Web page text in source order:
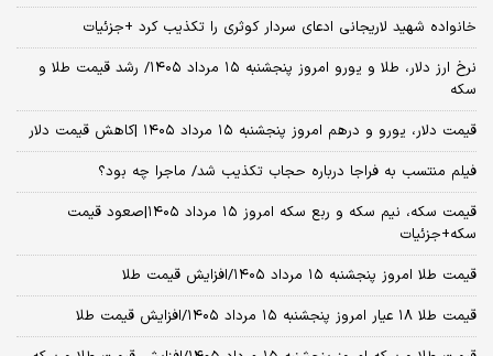
خانواده شهید لاریجانی ادعای سردار کوثری را تکذیب کرد +جزئیات
نرخ ارز دلار، طلا و یورو امروز پنجشنبه ۱۵ مرداد ۱۴۰۵/ رشد قیمت طلا و
سکه
قیمت دلار، یورو و درهم امروز پنجشنبه ۱۵ مرداد ۱۴۰۵ |کاهش قیمت دلار
فیلم منتسب به فراجا درباره حجاب تکذیب شد/ ماجرا چه بود؟
قیمت سکه، نیم سکه و ربع سکه امروز ۱۵ مرداد ۱۴۰۵|صعود قیمت
سکه+جزئیات
قیمت طلا امروز پنجشنبه ۱۵ مرداد ۱۴۰۵/افزایش قیمت طلا
قیمت طلا ۱۸ عیار امروز پنجشنبه ۱۵ مرداد ۱۴۰۵/افزایش قیمت طلا